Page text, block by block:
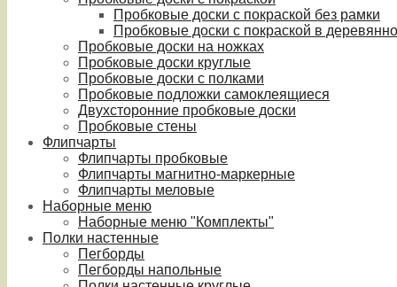
Пробковые доски с покраской без рамки
Пробковые доски с покраской в
Пробковые доски на ножках
Пробковые доски круглые
Пробковые доски с полками
Пробковые подложки самоклеящиеся
Двухсторонние пробковые доски
Пробковые стены
Флипчарты
Флипчарты пробковые
Флипчарты магнитно-маркерные
Флипчарты меловые
Наборные меню
Наборные меню "Комплекты"
Полки настенные
Пегборды
Пегборды напольные